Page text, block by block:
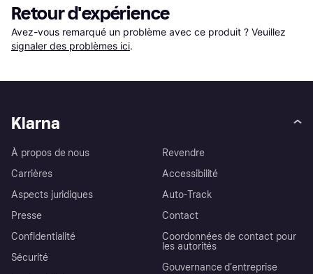
Retour d'expérience
Avez-vous remarqué un problème avec ce produit ? Veuillez
signaler des problèmes ici.
Klarna
À propos de nous
Carrières
Aspects juridiques
Presse
Confidentialité
Sécurité
Revendre
Accessibilité
Auto-Track
Contact
Coordonnées de contact pour
les autorités
Gouvernance d’entreprise